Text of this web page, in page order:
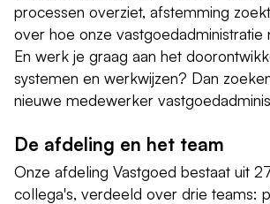
processen overziet, afstemming
over hoe onze vastgoedadministratie
En werk je graag aan het
systemen en werkwijzen? Dan
nieuwe medewerker
De afdeling en het team
Onze afdeling Vastgoed bestaat uit
collega's, verdeeld over drie teams: